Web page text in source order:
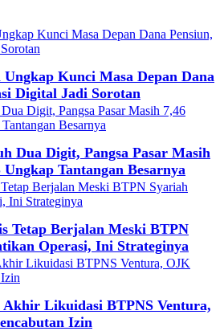
Kunci Masa Depan Dana
Digital Jadi Sorotan
Dua Digit, Pangsa Pasar Masih
Tantangan Besarnya
Tetap Berjalan Meski BTPN
Operasi, Ini Strateginya
Akhir Likuidasi BTPNS Ventura,
Izin